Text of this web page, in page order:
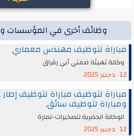
وظائف أخرى في المؤسسات و
مباراة لتوظيف مهندس معماري
وكالة تهيئة ضفتي أبي رقراق
12 دجنبر 2025
مباراة لتوظيف مباراة لتوظيف إطار
ومباراة لتوظيف سائق.
الوكالة الحضرية للصخيرات-تمارة
12 دجنبر 2025